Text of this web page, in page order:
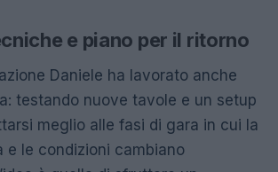
e piano per il ritorno
Daniele ha lavorato anche
testando nuove tavole e un setup
meglio alle fasi di gara in cui la
e le condizioni cambiano